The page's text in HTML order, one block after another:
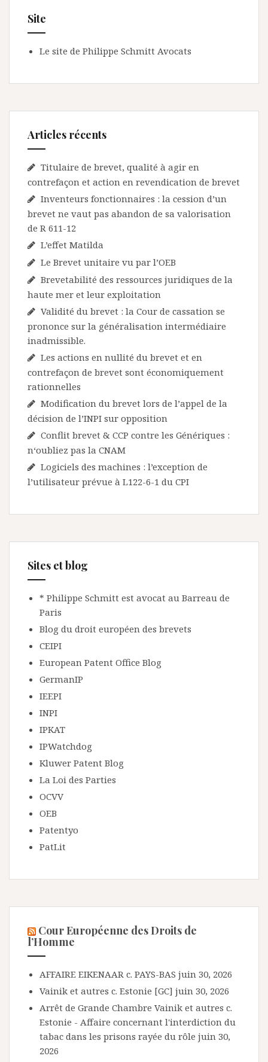
Site
Le site de Philippe Schmitt Avocats
Articles récents
Titulaire de brevet, qualité à agir en
contrefaçon et action en revendication de brevet
Inventeurs fonctionnaires : la cession d’un
brevet ne vaut pas abandon de sa valorisation
de R 611-12
L’effet Matilda
Le Brevet unitaire vu par l’OEB
Brevetabilité des ressources juridiques de la
haute mer et leur exploitation
Validité du brevet : la Cour de cassation se
prononce sur la généralisation intermédiaire
inadmissible.
Les actions en nullité du brevet et en
contrefaçon de brevet sont économiquement
rationnelles
Modification du brevet lors de l’appel de la
décision de l’INPI sur opposition
Conflit brevet & CCP contre les Génériques :
n‘oubliez pas la CNAM
Logiciels des machines : l’exception de
l’utilisateur prévue à L122-6-1 du CPI
Sites et blog
* Philippe Schmitt est avocat au Barreau de
Paris
Blog du droit européen des brevets
CEIPI
European Patent Office Blog
GermanIP
IEEPI
INPI
IPKAT
IPWatchdog
Kluwer Patent Blog
La Loi des Parties
OCVV
OEB
Patentyo
PatLit
Cour Européenne des Droits de
l’Homme
AFFAIRE EIKENAAR c. PAYS-BAS juin 30, 2026
Vainik et autres c. Estonie [GC] juin 30, 2026
Arrêt de Grande Chambre Vainik et autres c.
Estonie - Affaire concernant l'interdiction du
tabac dans les prisons rayée du rôle juin 30,
2026